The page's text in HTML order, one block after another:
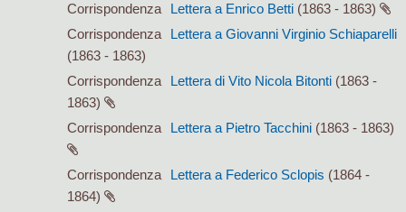
Corrispondenza
Lettera a Enrico Betti (1863 - 1863)
Corrispondenza
Lettera a Giovanni Virginio Schiaparelli
(1863 - 1863)
Corrispondenza
Lettera di Vito Nicola Bitonti (1863 -
1863)
Corrispondenza
Lettera a Pietro Tacchini (1863 - 1863)
Corrispondenza Lettera a Federico Sclopis (1864 -
1864)